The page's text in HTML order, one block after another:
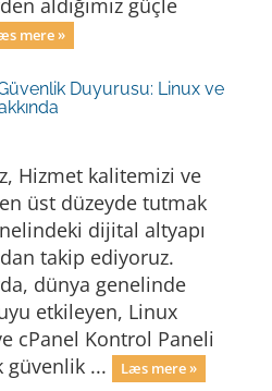
aldığımız güçle
mere »
Duyurusu: Linux ve
Hizmet kalitemizi ve
üst düzeyde tutmak
dijital altyapı
takip ediyoruz.
dünya genelinde
etkileyen, Linux
cPanel Kontrol Paneli
güvenlik ...
Læs mere »